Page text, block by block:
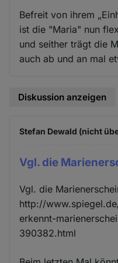
Befreit von ihrem
ist die "Maria" nun
und seither trägt die
auch ab und an mal
Diskussion anzeigen
Stefan Dewald (nicht
Vgl. die
Vgl. die
http://
erkennt-
390382.html